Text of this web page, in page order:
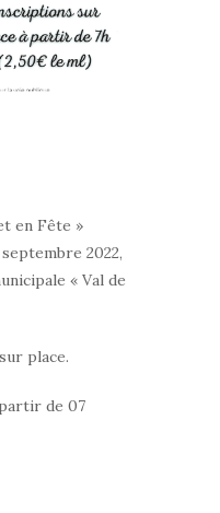
en Fête »
2022,
« Val de
place.
de 07